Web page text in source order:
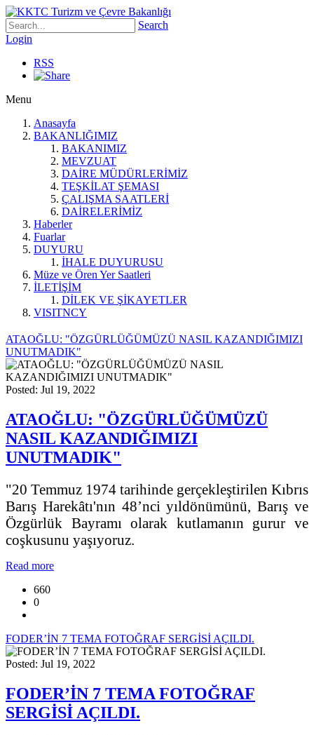
Search
Login
RSS
Menu
Anasayfa
BAKANLIĞIMIZ
BAKANIMIZ
MEVZUAT
DAİRE MÜDÜRLERİMİZ
TEŞKİLAT ŞEMASI
ÇALIŞMA SAATLERİ
DAİRELERİMİZ
Haberler
Fuarlar
DUYURU
İHALE DUYURUSU
Müze ve Ören Yer Saatleri
İLETİŞİM
DİLEK VE ŞİKAYETLER
VISITNCY
ATAOĞLU: "ÖZGÜRLÜĞÜMÜZÜ NASIL KAZANDIĞIMIZI
UNUTMADIK"
Posted: Jul 19, 2022
ATAOĞLU: "ÖZGÜRLÜĞÜMÜZÜ
NASIL KAZANDIĞIMIZI
UNUTMADIK"
"20 Temmuz 1974 tarihinde gerçekleştirilen Kıbrıs
Barış Harekâtı'nın 48’nci yıldönümünü, Barış ve
Özgürlük Bayramı olarak kutlamanın gurur ve
coşkusunu yaşıyoruz.
Read more
660
0
FODER’İN 7 TEMA FOTOĞRAF SERGİSİ AÇILDI.
Posted: Jul 19, 2022
FODER’İN 7 TEMA FOTOĞRAF
SERGİSİ AÇILDI.